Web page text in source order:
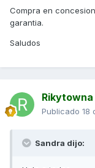
Compra en
garantia.
Saludos
Rikytowna
Publicado 18
Sandra dijo: